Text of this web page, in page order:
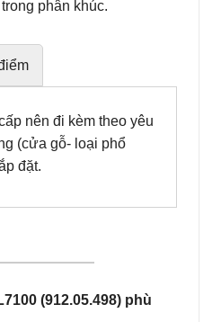
phân khúc.
nên đi kèm theo yêu
(cửa gỗ- loại phổ
đặt.
(912.05.498) phù